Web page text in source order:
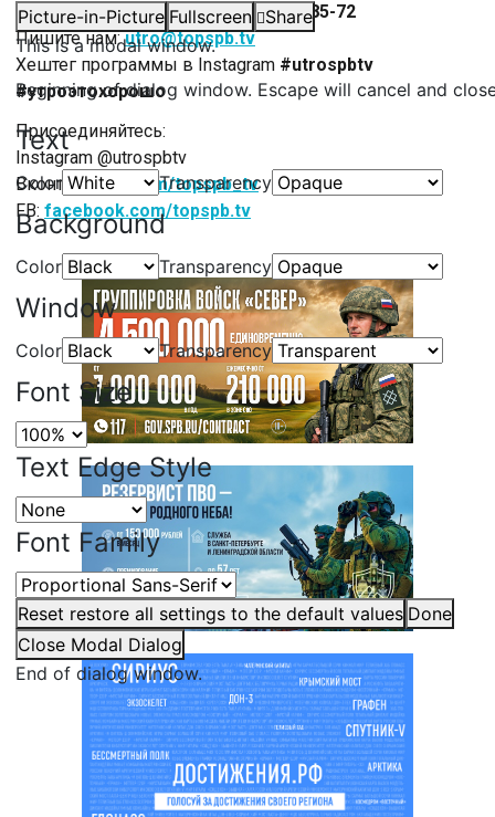
Picture-in-Picture Fullscreen
Share
This is a modal window.
Beginning of dialog window. Escape will cancel and
Text
Color Transparency
Background
Color Transparency
Window
Color Transparency
Font Size
Text Edge Style
Font Family
Reset restore all settings to the default values Done
Close Modal Dialog
End of dialog window.
Телефон прямого эфира:(812) 635-85-72
Пишите нам:utro@topspb.tv
Хештег программы в Instagram #utrospbtv
#утроэтохорошо
Присоединяйтесь:
Instagram @utrospbtv
Вконтакте:vk.com/topspb_tv
FB: facebook.com/topspb.tv